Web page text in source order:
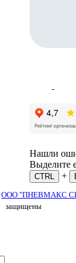
Нашли
Выделите
CTRL +
ООО "ПНЕВМАКС
защищены